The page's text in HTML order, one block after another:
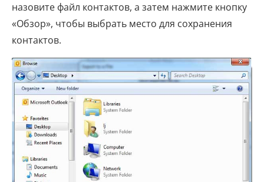
назовите файл контактов, а затем нажмите кнопку
«Обзор», чтобы выбрать место для сохранения
контактов.